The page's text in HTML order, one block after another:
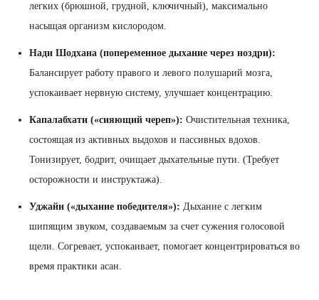
легких (брюшной, грудной, ключичный), максимально
насыщая организм кислородом.
Нади Шодхана (попеременное дыхание через ноздри):
Балансирует работу правого и левого полушарий мозга,
успокаивает нервную систему, улучшает концентрацию.
Капалабхати («сияющий череп»): Очистительная техника,
состоящая из активных выдохов и пассивных вдохов.
Тонизирует, бодрит, очищает дыхательные пути. (Требует
осторожности и инструктажа).
Уджайи («дыхание победителя»): Дыхание с легким
шипящим звуком, создаваемым за счет сужения голосовой
щели. Согревает, успокаивает, помогает концентрироваться во
время практики асан.